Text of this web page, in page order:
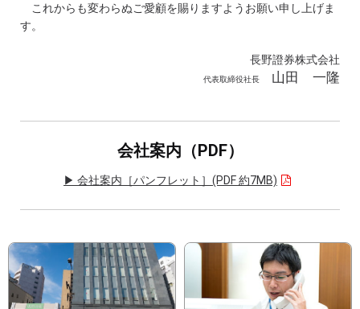
これからも変わらぬご愛顧を賜りますようお願い申し上げま
す。
長野證券株式会社
代表取締役社長 山田 一隆
会社案内（PDF）
▶ 会社案内［パンフレット］(PDF 約7MB)